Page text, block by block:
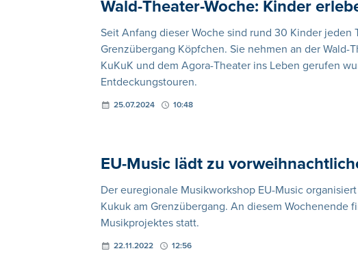
Wald-Theater-Woche: Kinder
Seit Anfang dieser Woche sind rund 30 Kinder jeden
Grenzübergang Köpfchen. Sie nehmen an der Wald-
KuKuK und dem Agora-Theater ins Leben gerufen
Entdeckungstouren.
25.07.2024 10:48
EU-Music lädt zu
Der euregionale Musikworkshop EU-Music
Kukuk am Grenzübergang. An diesem Wochenende
Musikprojektes statt.
22.11.2022 12:56